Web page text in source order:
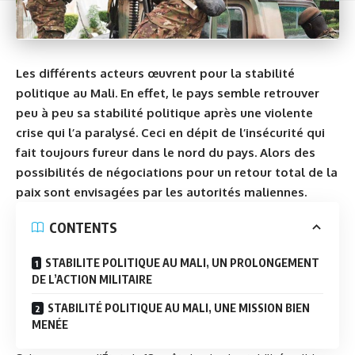
Les différents acteurs œuvrent pour la stabilité
politique au Mali. En effet, le pays semble retrouver
peu à peu sa stabilité politique après une violente
crise qui l’a paralysé. Ceci en dépit de l’insécurité qui
fait toujours fureur dans le nord du pays. Alors des
possibilités de négociations pour un retour total de la
paix sont envisagées par les autorités maliennes.
CONTENTS
STABILITE POLITIQUE AU MALI, UN PROLONGEMENT
DE L’ACTION MILITAIRE
STABILITÉ POLITIQUE AU MALI, UNE MISSION BIEN
MENÉE